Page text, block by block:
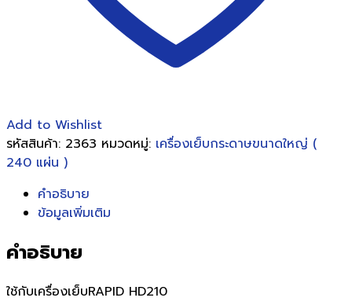
Add to Wishlist
รหัสสินค้า: 2363 หมวดหมู่: เครื่องเย็บกระดาษขนาดใหญ่ (
240 แผ่น )
คำอธิบาย
ข้อมูลเพิ่มเติม
คำอธิบาย
ใช้กับเครื่องเย็บRAPID HD210